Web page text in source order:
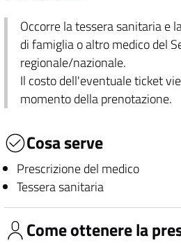
Occorre la tessera sanitaria e
di famiglia o altro medico del
regionale/nazionale.
Il costo dell'eventuale ticket
momento della prenotazione.
Cosa serve
Prescrizione del medico
Tessera sanitaria
Come ottenere la